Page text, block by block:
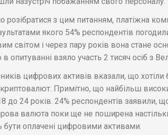
з цим питанням, платіжна
якого 54% респондентів
світом і через пару років вона стане
опитуванні взяло участь 2 тисяч осіб з
цифрових активів вказали, що хотіли
Примітно, що найбільш
до 24 років. 24% респондентів заявили,
валюта поки ще не поширена
оплачені цифровими активами.